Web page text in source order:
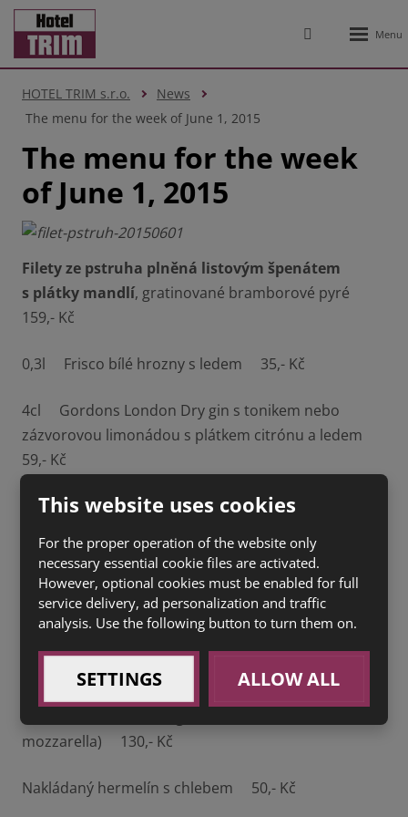
Vyhledávání
HOTEL TRIM s.r.o.
News
The menu for the week of June 1, 2015
The menu for the week
of June 1, 2015
Filety ze pstruha plněná listovým špenátem
s plátky mandlí, gratinované bramborové pyré
159,- Kč
0,3l Frisco bílé hrozny s ledem 35,- Kč
4cl Gordons London Dry gin s tonikem nebo
zázvorovou limonádou s plátkem citrónu a ledem
59,- Kč
0,5l Domácí limonáda s mátou 39,- Kč
PIZZA 4FORMAGI (sugo, 4 druhy sýra) 130,- Kč
PIZZA FUNGHI (sugo, šunka, mozzarella) 125,- Kč
mozzarella) 130,- Kč
Nakládaný hermelín s chlebem 50,- Kč
This website uses cookies
For the proper operation of the website only
necessary essential cookie files are activated.
However, optional cookies must be enabled for full
service delivery, ad personalization and traffic
analysis. Use the following button to turn them on.
SETTINGS ALLOW ALL